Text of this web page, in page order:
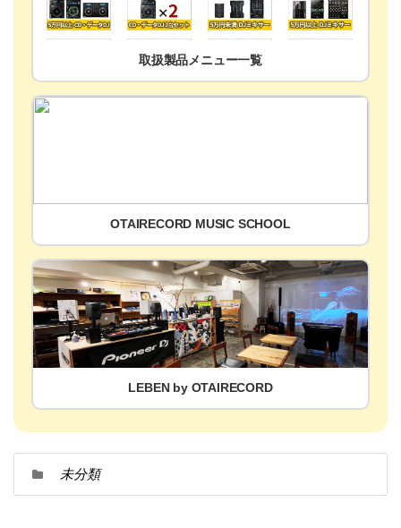
取扱製品メニュー一覧
OTAIRECORD MUSIC SCHOOL
LEBEN by OTAIRECORD
未分類